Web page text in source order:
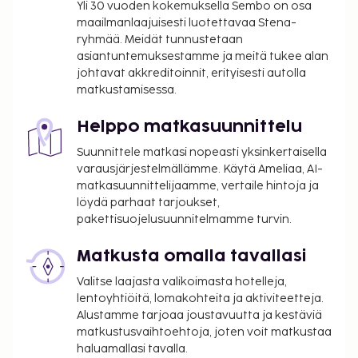
vuotta vanhoilta lapsilta.
Kaupungin perimä vero: 1.4.–30.6. välisenä
aikana 1.00 EUR per henkilö per yö. Tätä veroa
ei peritä alle 12 vuotta vanhoilta lapsilta.
Kaupungin perimä vero: 1. heinäkuuta – 31.
per yö. Tätä veroa ei peritä alle 12 vuotta
vanhoilta lapsilta.
Kaupungin perimä vero: 1. syyskuuta – 31.
lokakuuta välisenä aikana 1.00 EUR per henkilö
per yö. Tätä veroa ei peritä alle 12 vuotta
vanhoilta lapsilta.
Tässä on mainittu kaikki majoituspaikan meille
ilmoittamat maksut.
Lemmikit: 50 EUR per lemmikki per yöpyminen
Avustajaeläimistä ei veloiteta lisämaksuja
Myöhäinen uloskirjautuminen on saatavilla
lisämaksusta (saatavuuden mukaan)
Yli 30 vuoden kokemuksella Sembo on osa
maailmanlaajuisesti luotettavaa Stena-
ryhmää. Meidät tunnustetaan
asiantuntemuksestamme ja meitä tukee alan
johtavat akkreditoinnit, erityisesti autolla
matkustamisessa.
Helppo matkasuunnittelu
Suunnittele matkasi nopeasti yksinkertaisella
varausjärjestelmällämme. Käytä Ameliaa, AI-
matkasuunnittelijaamme, vertaile hintoja ja
löydä parhaat tarjoukset,
pakettisuojelusuunnitelmamme turvin.
Matkusta omalla tavallasi
Valitse laajasta valikoimasta hotelleja,
lentoyhtiöitä, lomakohteita ja aktiviteetteja.
Alustamme tarjoaa joustavuutta ja kestäviä
matkustusvaihtoehtoja, joten voit matkustaa
haluamallasi tavalla.